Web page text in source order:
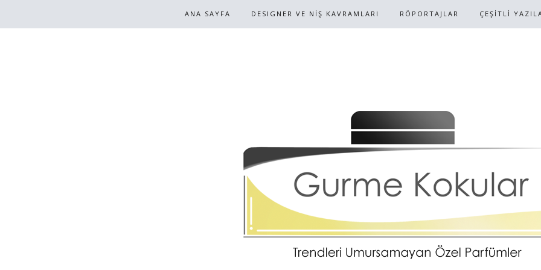
ANA SAYFA DESIGNER VE NİŞ KAVRAMLARI RÖPORTAJLAR ÇEŞİTLİ